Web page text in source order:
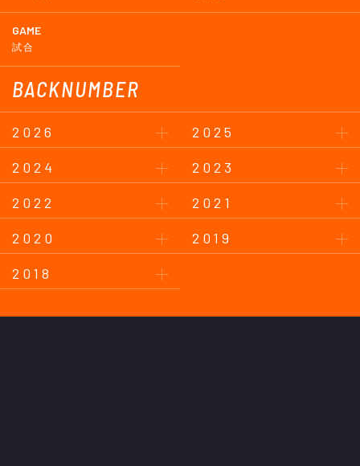
GAME
試合
BACKNUMBER
2026
2025
2024
2023
2022
2021
2020
2019
2018